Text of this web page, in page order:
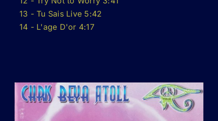
13 - Tu Sais Live 5:42
14 - L'age D'or 4:17